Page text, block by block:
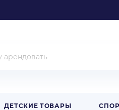
ДЕТСКИЕ ТОВАРЫ